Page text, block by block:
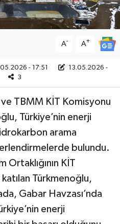
A- A+
- 17:51
13.05.2026 -
3
TBMM KİT Komisyonu
Türkiye’nin enerji
arama
bulundu.
KİT
Türkmenoğlu,
Gabar Havzası’nda
enerji